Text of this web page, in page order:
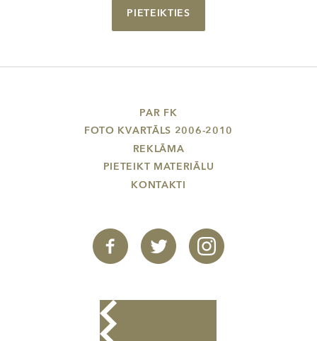
PIETEIKTIES
PAR FK
FOTO KVARTĀLS 2006-2010
REKLĀMA
PIETEIKT MATERIĀLU
KONTAKTI